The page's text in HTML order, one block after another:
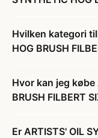
Hvilken kategori
HOG BRUSH
Hvor kan jeg købe
BRUSH FILBERT
Er ARTISTS' OIL